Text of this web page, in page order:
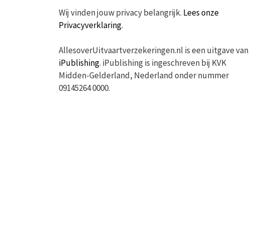
Wij vinden jouw privacy belangrijk. Lees onze
Privacyverklaring.
AllesoverUitvaartverzekeringen.nl is een uitgave van
iPublishing. iPublishing is ingeschreven bij KVK
Midden-Gelderland, Nederland onder nummer
09145264 0000.